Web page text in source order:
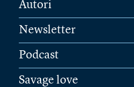
Autori
Newsletter
Podcast
Savage love